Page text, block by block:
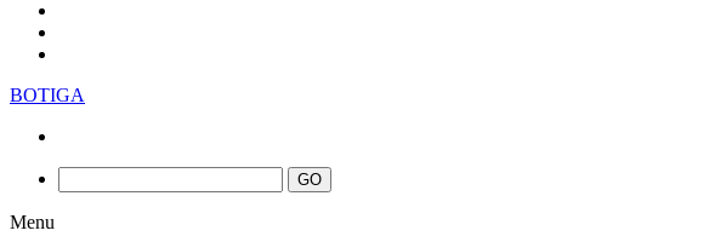
BOTIGA
Menu